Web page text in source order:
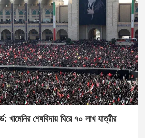
খামেনির শেষবিদায় ঘিরে ৭০ লাখ যাত্রীর